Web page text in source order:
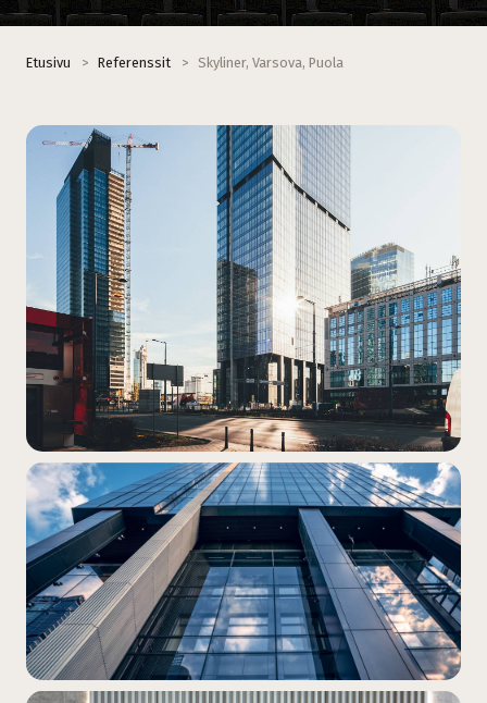
Etusivu > Referenssit > Skyliner, Varsova, Puola